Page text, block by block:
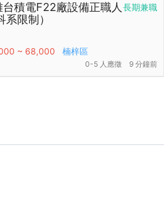
長期兼職
台積電F22廠設備正職人
限制）
~ 68,000 楠梓區
0-5 人應徵 9 分鐘前